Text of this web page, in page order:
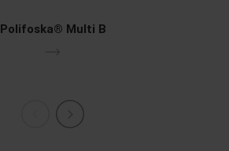
Polifoska® Multi B